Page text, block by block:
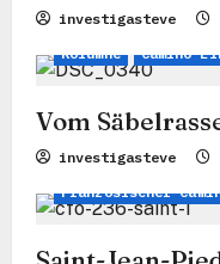
v
i
g
a
t
investigasteve
Kolumne
Camino
Vom
investigasteve
Französischer